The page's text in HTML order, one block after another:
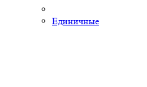
Единичные